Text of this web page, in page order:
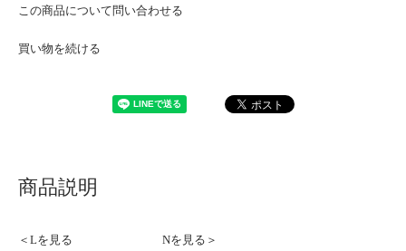
この商品について問い合わせる
買い物を続ける
商品説明
＜Lを見る Nを見る＞